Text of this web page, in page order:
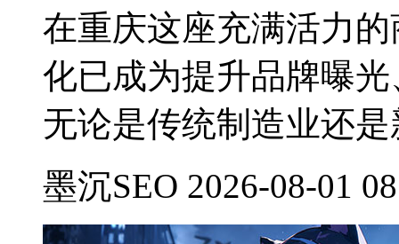
在重庆这座充满活力
化已成为提升品牌曝
无论是传统制造业还
墨沉SEO 2026-08-01